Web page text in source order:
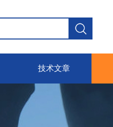
技术文章